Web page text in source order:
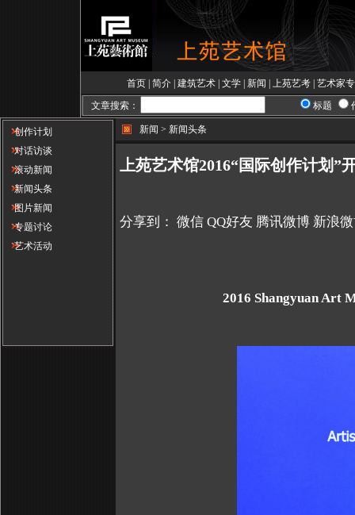
首页 简介 建筑艺术 文学 新闻 上苑艺考 艺术家
文章搜索：
标题
创作计划
对话访谈
滚动新闻
新闻头条
图片新闻
专题讨论
艺术活动
新闻 > 新闻头条
上苑艺术馆2016“国际创作计划”
分享到： 微信 QQ好友 腾讯微博 新浪
2016 Shangyuan Art